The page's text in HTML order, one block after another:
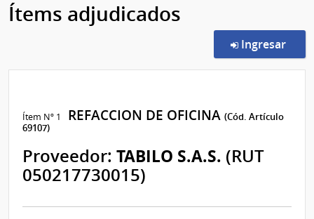
Ítems adjudicados
Ingresar
Ítem Nº 1 REFACCION DE OFICINA(Cód. Artículo
69107)
Proveedor:TABILO S.A.S. (RUT
050217730015)